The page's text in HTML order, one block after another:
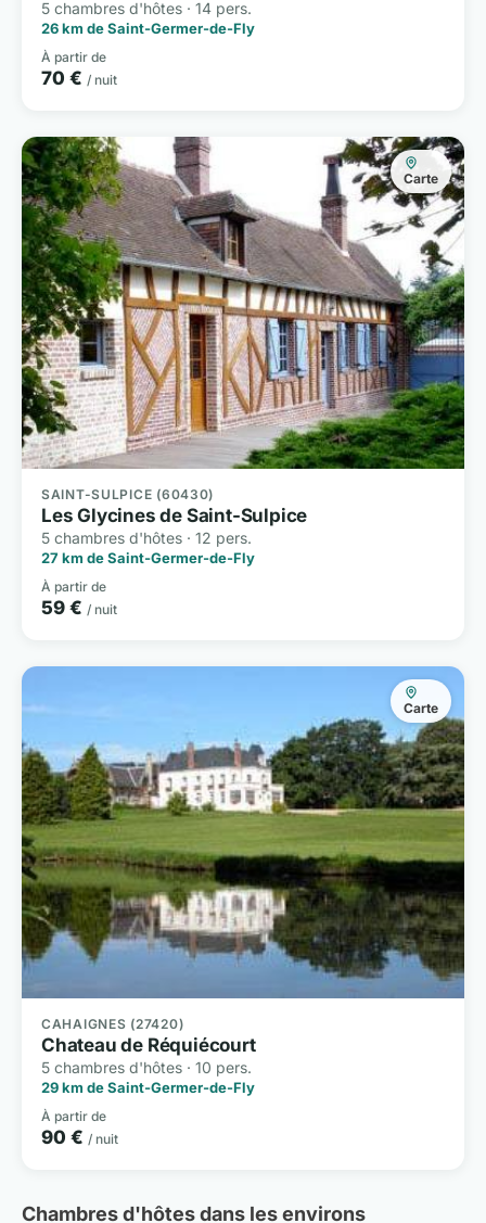
5 chambres d'hôtes · 14 pers.
26 km de Saint-Germer-de-Fly
À partir de
70 € / nuit
Carte
SAINT-SULPICE (60430)
Les Glycines de Saint-Sulpice
5 chambres d'hôtes · 12 pers.
27 km de Saint-Germer-de-Fly
À partir de
59 € / nuit
Carte
CAHAIGNES (27420)
Chateau de Réquiécourt
5 chambres d'hôtes · 10 pers.
29 km de Saint-Germer-de-Fly
À partir de
90 € / nuit
Chambres d'hôtes dans les environs